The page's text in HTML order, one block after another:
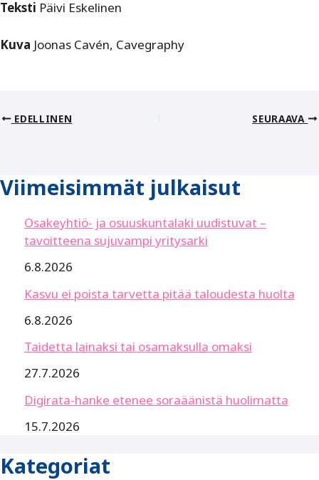
Teksti Päivi Eskelinen
Kuva Joonas Cavén, Cavegraphy
EDELLINEN SEURAAVA
Viimeisimmät julkaisut
Osakeyhtiö- ja osuuskuntalaki uudistuvat –
tavoitteena sujuvampi yritysarki
6.8.2026
Kasvu ei poista tarvetta pitää taloudesta huolta
6.8.2026
Taidetta lainaksi tai osamaksulla omaksi
27.7.2026
Digirata-hanke etenee soraäänistä huolimatta
15.7.2026
Kategoriat